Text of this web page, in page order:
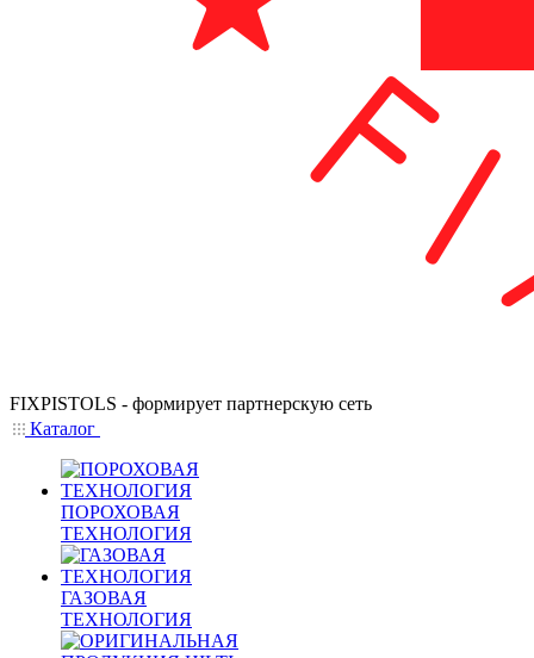
FIXPISTOLS - формирует партнерскую сеть
Каталог
ПОРОХОВАЯ
ТЕХНОЛОГИЯ
ГАЗОВАЯ
ТЕХНОЛОГИЯ